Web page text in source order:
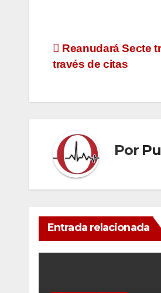
Navegación
entradas
Reanudará Secte
través de citas
Por
Entrada relacionada